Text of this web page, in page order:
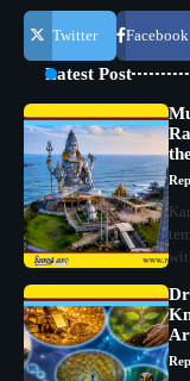
Twitter Facebook
Latest Post